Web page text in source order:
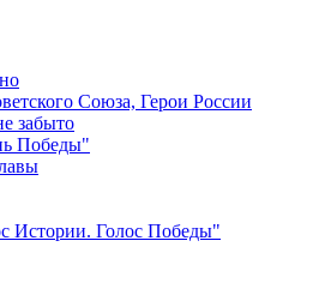
Союза, Герои России
забыто
Победы"
Истории. Голос Победы"